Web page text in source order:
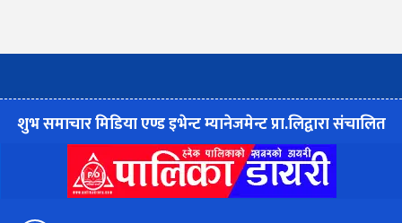
शुभ समाचार मिडिया एण्ड इभेन्ट म्यानेजमेन्ट प्रा.लिद्वारा संचालित